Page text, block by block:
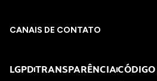
CANAIS DE CONTATO
LGPDTRANSPARÊNCIA